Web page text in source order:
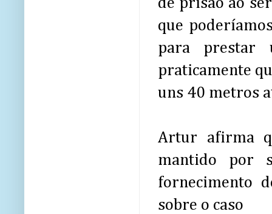
que
para prestar
praticamente
uns 40 metros
Artur afirma
mantido por
fornecimento
sobre o caso